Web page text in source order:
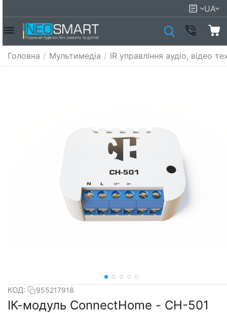
UA
Головна / Мультимедіа / IR управління аудіо, відео
КОД: 955217918
ІК-модуль ConnectHome - СН-501